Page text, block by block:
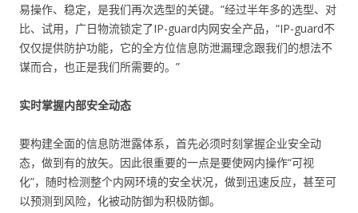
易操作、稳定，是我们再次选型的关键。”经过半年多的选型、对
比、试用，广日物流锁定了IP-guard内网安全产品，“IP-guard不
仅仅提供防护功能，它的全方位信息防泄漏理念跟我们的想法不
谋而合，也正是我们所需要的。”
实时掌握内部安全动态
要构建全面的信息防泄露体系，首先必须时刻掌握企业安全动
态，做到有的放矢。因此很重要的一点是要使网内操作“可视
化”，随时检测整个内网环境的安全状况，做到迅速反应，甚至可
以预测到风险，化被动防御为积极防御。